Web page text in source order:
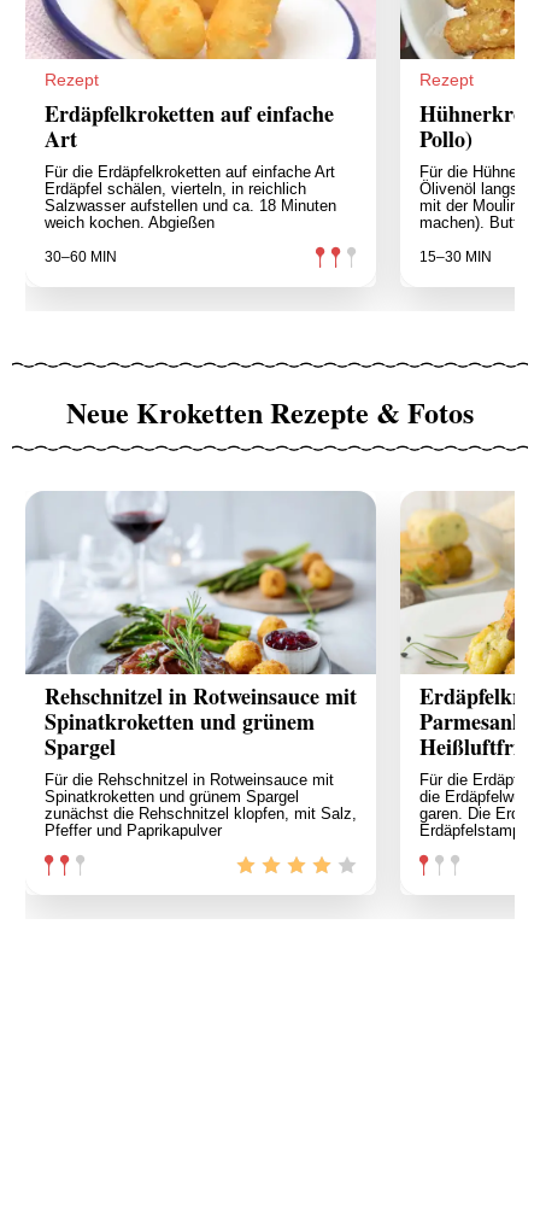
Rezept
Erdäpfelkroketten auf einfache
Art
Für die Erdäpfelkroketten auf einfache Art
Erdäpfel schälen, vierteln, in reichlich
Salzwasser aufstellen und ca. 18 Minuten
weich kochen. Abgießen
30–60 MIN
Rezept
Pollo)
Für die
Ölivenöl
mit der
machen). Butter
15–30 MIN
Neue Kroketten Rezepte & Fotos
Rehschnitzel in Rotweinsauce mit
Spinatkroketten und grünem
Spargel
Für die Rehschnitzel in Rotweinsauce mit
Spinatkroketten und grünem Spargel
zunächst die Rehschnitzel klopfen, mit Salz,
Pfeffer und Paprikapulver
Für die
die
garen. Die
Erdäpfelstampfer